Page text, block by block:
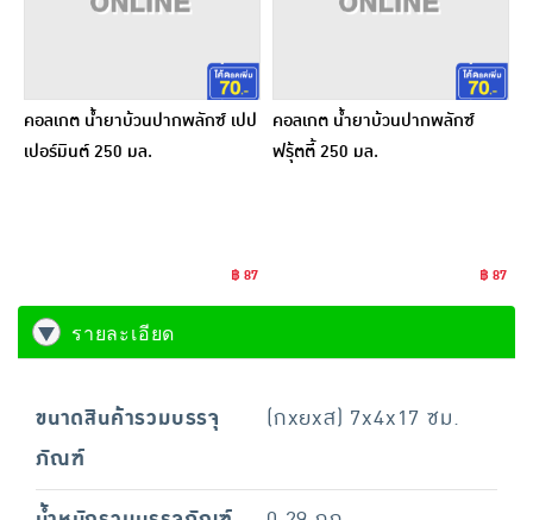
คอลเกต น้ำยาบ้วนปากพลักซ์ เปป
เปอร์มินต์ 250 มล.
฿ 87
คอลเกต น้ำยาบ้วนปากพลักซ์
ฟรุ้ตตี้ 250 มล.
฿ 87
รายละเอียด
ขนาดสินค้ารวมบรรจุ
ภัณฑ์
(กxยxส) 7x4x17 ซม.